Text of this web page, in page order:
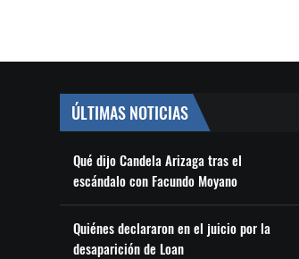
ÚLTIMAS NOTICIAS
Qué dijo Candela Arizaga tras el
escándalo con Facundo Moyano
Quiénes declararon en el juicio por la
desaparición de Loan